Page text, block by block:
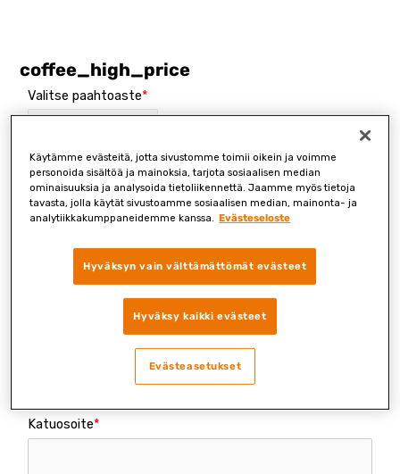
coffee_high_price
Valitse paahtoaste
Jauhatus
Katuosoite
Käytämme evästeitä, jotta sivustomme toimii oikein ja voimme
personoida sisältöä ja mainoksia, tarjota sosiaalisen median
ominaisuuksia ja analysoida tietoliikennettä. Jaamme myös tietoja
tavasta, jolla käytät sivustoamme sosiaalisen median, mainonta- ja
analytiikkakumppaneidemme kanssa. Evästeseloste
Hyväksyn vain välttämättömät evästeet
Hyväksy kaikki evästeet
Evästeasetukset